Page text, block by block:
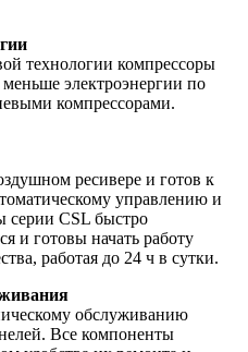
технологии компрессоры
электроэнергии по
компрессорами.
ресивере и готов к
управлению и
серии CSL быстро
и готовы начать работу
работая до 24 ч в сутки.
обслуживанию
Все компоненты